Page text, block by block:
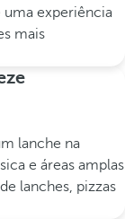
uma experiência
mais
lanche na
e áreas amplas
lanches, pizzas